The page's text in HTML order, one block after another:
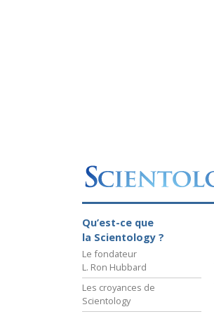
Qu’est-ce que
la Scientology ?
Le fondateur
L. Ron Hubbard
Les croyances de
Scientology